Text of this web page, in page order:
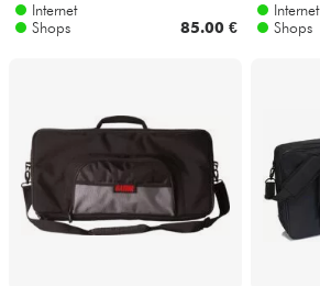
Internet
Shops
85.00 €
Internet
Shops